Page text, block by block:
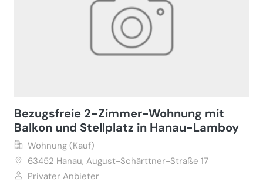
Bezugsfreie 2-Zimmer-Wohnung mit
Balkon und Stellplatz in Hanau-Lamboy
Wohnung (Kauf)
63452 Hanau, August-Schärttner-Straße 17
Privater Anbieter